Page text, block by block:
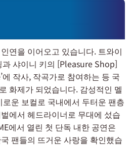
연을 이어오고 있습니다. 트와이
과 샤이니 키의 [Pleasure Shop]
작사, 작곡가로 참여하는 등 국
화제가 되었습니다. 감성적인 멜
운 보컬로 국내에서 두터운 팬층
에서 헤드라이너로 무대에 섰습
에서 열린 첫 단독 내한 공연은
팬들의 뜨거운 사랑을 확인했습